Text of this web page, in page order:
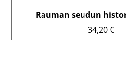
Rauman seudun
34,20€